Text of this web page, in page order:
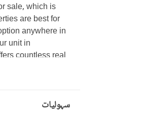
sale, which is
are best for
anywhere in
unit in
countless real
سہولیات